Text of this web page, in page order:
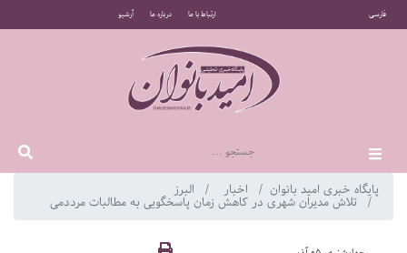
فارسی ارتباط با ما درباره ما آرشیو
پایگاه خبری امید بانوان اخبار البرز
تلاش مدیران شهری در کاهش زمان پاسخگویی به مطالبات مرددمی